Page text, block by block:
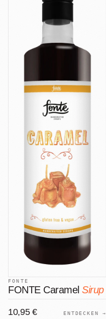
FONTE
FONTE Caramel Sirup
10,95 € ENTDECKEN →